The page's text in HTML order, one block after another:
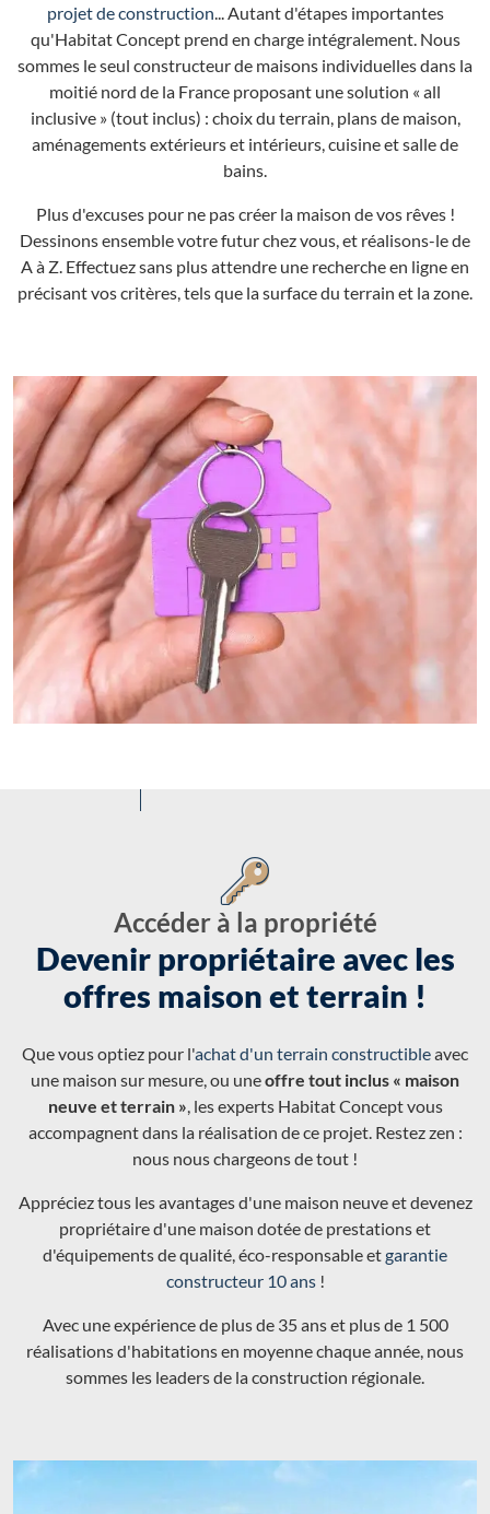
projet de construction... Autant d'étapes importantes
qu'Habitat Concept prend en charge intégralement. Nous
sommes le seul constructeur de maisons individuelles dans la
moitié nord de la France proposant une solution « all
inclusive » (tout inclus) : choix du terrain, plans de maison,
aménagements extérieurs et intérieurs, cuisine et salle de
bains.
Plus d'excuses pour ne pas créer la maison de vos rêves !
Dessinons ensemble votre futur chez vous, et réalisons-le de
A à Z. Effectuez sans plus attendre une recherche en ligne en
précisant vos critères, tels que la surface du terrain et la zone.
Accéder à la propriété
Devenir propriétaire avec les
offres maison et terrain !
Que vous optiez pour l'achat d'un terrain constructibleavec
une maison sur mesure, ou uneoffre tout inclus « maison
neuve et terrain », les experts Habitat Concept vous
accompagnent dans la réalisation de ce projet. Restez zen :
nous nous chargeons de tout !
Appréciez tous les avantages d'une maison neuve et devenez
propriétaire d'une maison dotée de prestations et
d'équipements de qualité, éco-responsable etgarantie
constructeur 10 ans!
Avec une expérience de plus de 35 ans et plus de 1 500
réalisations d'habitations en moyenne chaque année, nous
sommes les leaders de la construction régionale.